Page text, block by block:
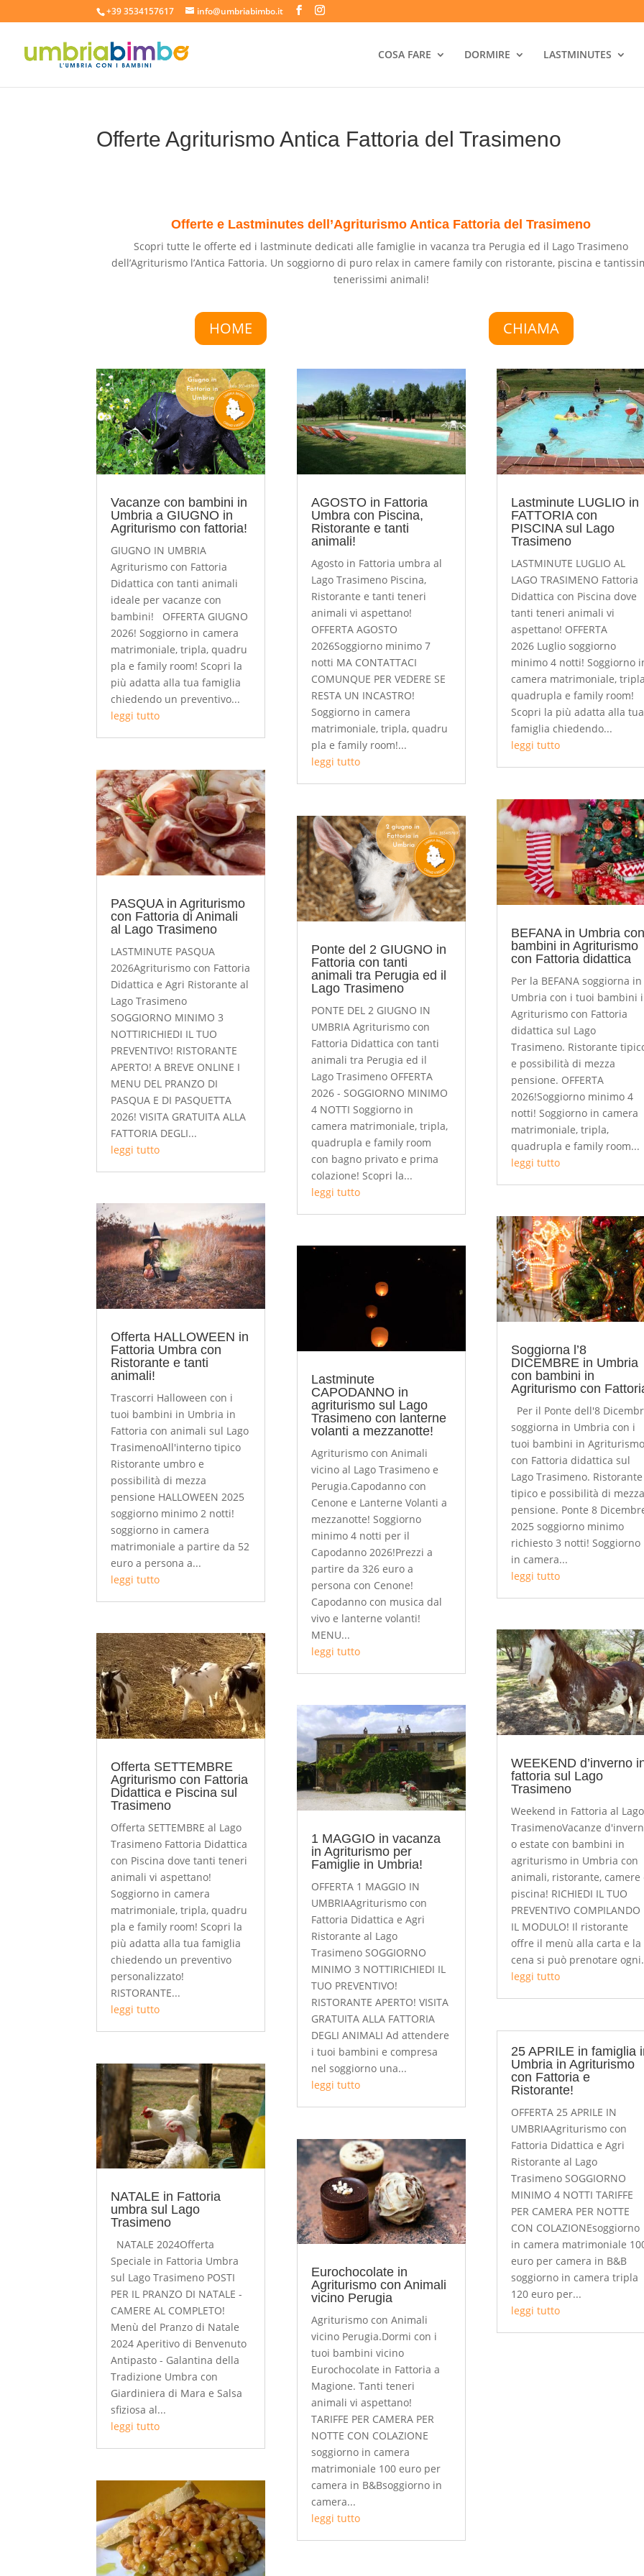
+39 3534157617 info@umbriabimbo.it
COSA FARE DORMIRE LASTMINUTES
Offerte Agriturismo Antica Fattoria del Trasimeno
Offerte e Lastminutes dell’Agriturismo Antica Fattoria del Trasimeno
Scopri tutte le offerte ed i lastminute dedicati alle famiglie in vacanza tra Perugia ed il Lago Trasimeno
dell’Agriturismo l’Antica Fattoria. Un soggiorno di puro relax in camere family con ristorante, piscina e
tenerissimi animali!
HOME CHIAMA
Vacanze con bambini in
Umbria a GIUGNO in
Agriturismo con fattoria!
GIUGNO IN UMBRIA
Agriturismo con Fattoria
Didattica con tanti animali
ideale per vacanze con
bambini! OFFERTA GIUGNO
2026! Soggiorno in camera
matrimoniale, tripla, quadru
pla e family room! Scopri la
più adatta alla tua famiglia
chiedendo un preventivo...
leggi tutto
PASQUA in Agriturismo
con Fattoria di Animali
al Lago Trasimeno
LASTMINUTE PASQUA
2026Agriturismo con Fattoria
Didattica e Agri Ristorante al
Lago Trasimeno
SOGGIORNO MINIMO 3
NOTTIRICHIEDI IL TUO
PREVENTIVO! RISTORANTE
APERTO! A BREVE ONLINE I
MENU DEL PRANZO DI
PASQUA E DI PASQUETTA
2026! VISITA GRATUITA ALLA
FATTORIA DEGLI...
leggi tutto
Offerta HALLOWEEN in
Fattoria Umbra con
Ristorante e tanti
animali!
Trascorri Halloween con i
tuoi bambini in Umbria in
Fattoria con animali sul Lago
TrasimenoAll'interno tipico
Ristorante umbro e
possibilità di mezza
pensione HALLOWEEN 2025
soggiorno minimo 2 notti!
soggiorno in camera
matrimoniale a partire da 52
euro a persona a...
leggi tutto
Offerta SETTEMBRE
Agriturismo con Fattoria
Didattica e Piscina sul
Trasimeno
Offerta SETTEMBRE al Lago
Trasimeno Fattoria Didattica
con Piscina dove tanti teneri
animali vi aspettano!
Soggiorno in camera
matrimoniale, tripla, quadru
pla e family room! Scopri la
più adatta alla tua famiglia
chiedendo un preventivo
personalizzato!
RISTORANTE...
leggi tutto
NATALE in Fattoria
umbra sul Lago
Trasimeno
NATALE 2024Offerta
Speciale in Fattoria Umbra
sul Lago Trasimeno POSTI
PER IL PRANZO DI NATALE -
CAMERE AL COMPLETO!
Menù del Pranzo di Natale
2024 Aperitivo di Benvenuto
Antipasto - Galantina della
Tradizione Umbra con
Giardiniera di Mara e Salsa
sfiziosa al...
leggi tutto
AGOSTO in Fattoria
Umbra con Piscina,
Ristorante e tanti
animali!
Agosto in Fattoria umbra al
Lago Trasimeno Piscina,
Ristorante e tanti teneri
animali vi aspettano!
OFFERTA AGOSTO
2026Soggiorno minimo 7
notti MA CONTATTACI
COMUNQUE PER VEDERE SE
RESTA UN INCASTRO!
Soggiorno in camera
matrimoniale, tripla, quadru
pla e family room!...
leggi tutto
Ponte del 2 GIUGNO in
Fattoria con tanti
animali tra Perugia ed il
Lago Trasimeno
PONTE DEL 2 GIUGNO IN
UMBRIA Agriturismo con
Fattoria Didattica con tanti
animali tra Perugia ed il
Lago Trasimeno OFFERTA
2026 - SOGGIORNO MINIMO
4 NOTTI Soggiorno in
camera matrimoniale, tripla,
quadrupla e family room
con bagno privato e prima
colazione! Scopri la...
leggi tutto
Lastminute
CAPODANNO in
agriturismo sul Lago
Trasimeno con lanterne
volanti a mezzanotte!
Agriturismo con Animali
vicino al Lago Trasimeno e
Perugia.Capodanno con
Cenone e Lanterne Volanti a
mezzanotte! Soggiorno
minimo 4 notti per il
Capodanno 2026!Prezzi a
partire da 326 euro a
persona con Cenone!
Capodanno con musica dal
vivo e lanterne volanti!
MENU...
leggi tutto
1 MAGGIO in vacanza
in Agriturismo per
Famiglie in Umbria!
OFFERTA 1 MAGGIO IN
UMBRIAAgriturismo con
Fattoria Didattica e Agri
Ristorante al Lago
Trasimeno SOGGIORNO
MINIMO 3 NOTTIRICHIEDI IL
TUO PREVENTIVO!
RISTORANTE APERTO! VISITA
GRATUITA ALLA FATTORIA
DEGLI ANIMALI Ad attendere
i tuoi bambini e compresa
nel soggiorno una...
leggi tutto
Eurochocolate in
Agriturismo con Animali
vicino Perugia
Agriturismo con Animali
vicino Perugia.Dormi con i
tuoi bambini vicino
Eurochocolate in Fattoria a
Magione. Tanti teneri
animali vi aspettano!
TARIFFE PER CAMERA PER
NOTTE CON COLAZIONE
soggiorno in camera
matrimoniale 100 euro per
camera in B&Bsoggiorno in
camera...
leggi tutto
Lastminute LUGLIO in
FATTORIA con
PISCINA sul Lago
Trasimeno
LASTMINUTE LUGLIO AL
LAGO TRASIMENO Fattoria
Didattica con Piscina dove
tanti teneri animali vi
aspettano! OFFERTA
2026 Luglio soggiorno
minimo 4 notti! Soggiorno
camera matrimoniale,
quadrupla e family room!
Scopri la più adatta alla tua
famiglia chiedendo...
leggi tutto
BEFANA in Umbria
bambini in Agriturismo
con Fattoria didattica
Per la BEFANA soggiorna in
Umbria con i tuoi bambini
Agriturismo con Fattoria
didattica sul Lago
Trasimeno. Ristorante
e possibilità di mezza
pensione. OFFERTA
2026!Soggiorno minimo 4
notti! Soggiorno in camera
matrimoniale, tripla,
quadrupla e family room...
leggi tutto
Soggiorna l’8
DICEMBRE in Umbria
con bambini in
Agriturismo con
Per il Ponte dell'8
soggiorna in Umbria con i
tuoi bambini in
con Fattoria didattica sul
Lago Trasimeno. Ristorante
tipico e possibilità di
pensione. Ponte 8
2025 soggiorno minimo
richiesto 3 notti! Soggiorno
in camera...
leggi tutto
WEEKEND d’inverno
fattoria sul Lago
Trasimeno
Weekend in Fattoria al Lago
TrasimenoVacanze
o estate con bambini in
agriturismo in Umbria con
animali, ristorante, camere
piscina! RICHIEDI IL TUO
PREVENTIVO COMPILANDO
IL MODULO! Il ristorante
offre il menù alla carta e la
cena si può prenotare
leggi tutto
25 APRILE in famiglia
Umbria in Agriturismo
con Fattoria e
Ristorante!
OFFERTA 25 APRILE IN
UMBRIAAgriturismo con
Fattoria Didattica e Agri
Ristorante al Lago
Trasimeno SOGGIORNO
MINIMO 4 NOTTI TARIFFE
PER CAMERA PER NOTTE
CON COLAZIONEsoggiorno
in camera matrimoniale
euro per camera in B&B
soggiorno in camera tripla
120 euro per...
leggi tutto